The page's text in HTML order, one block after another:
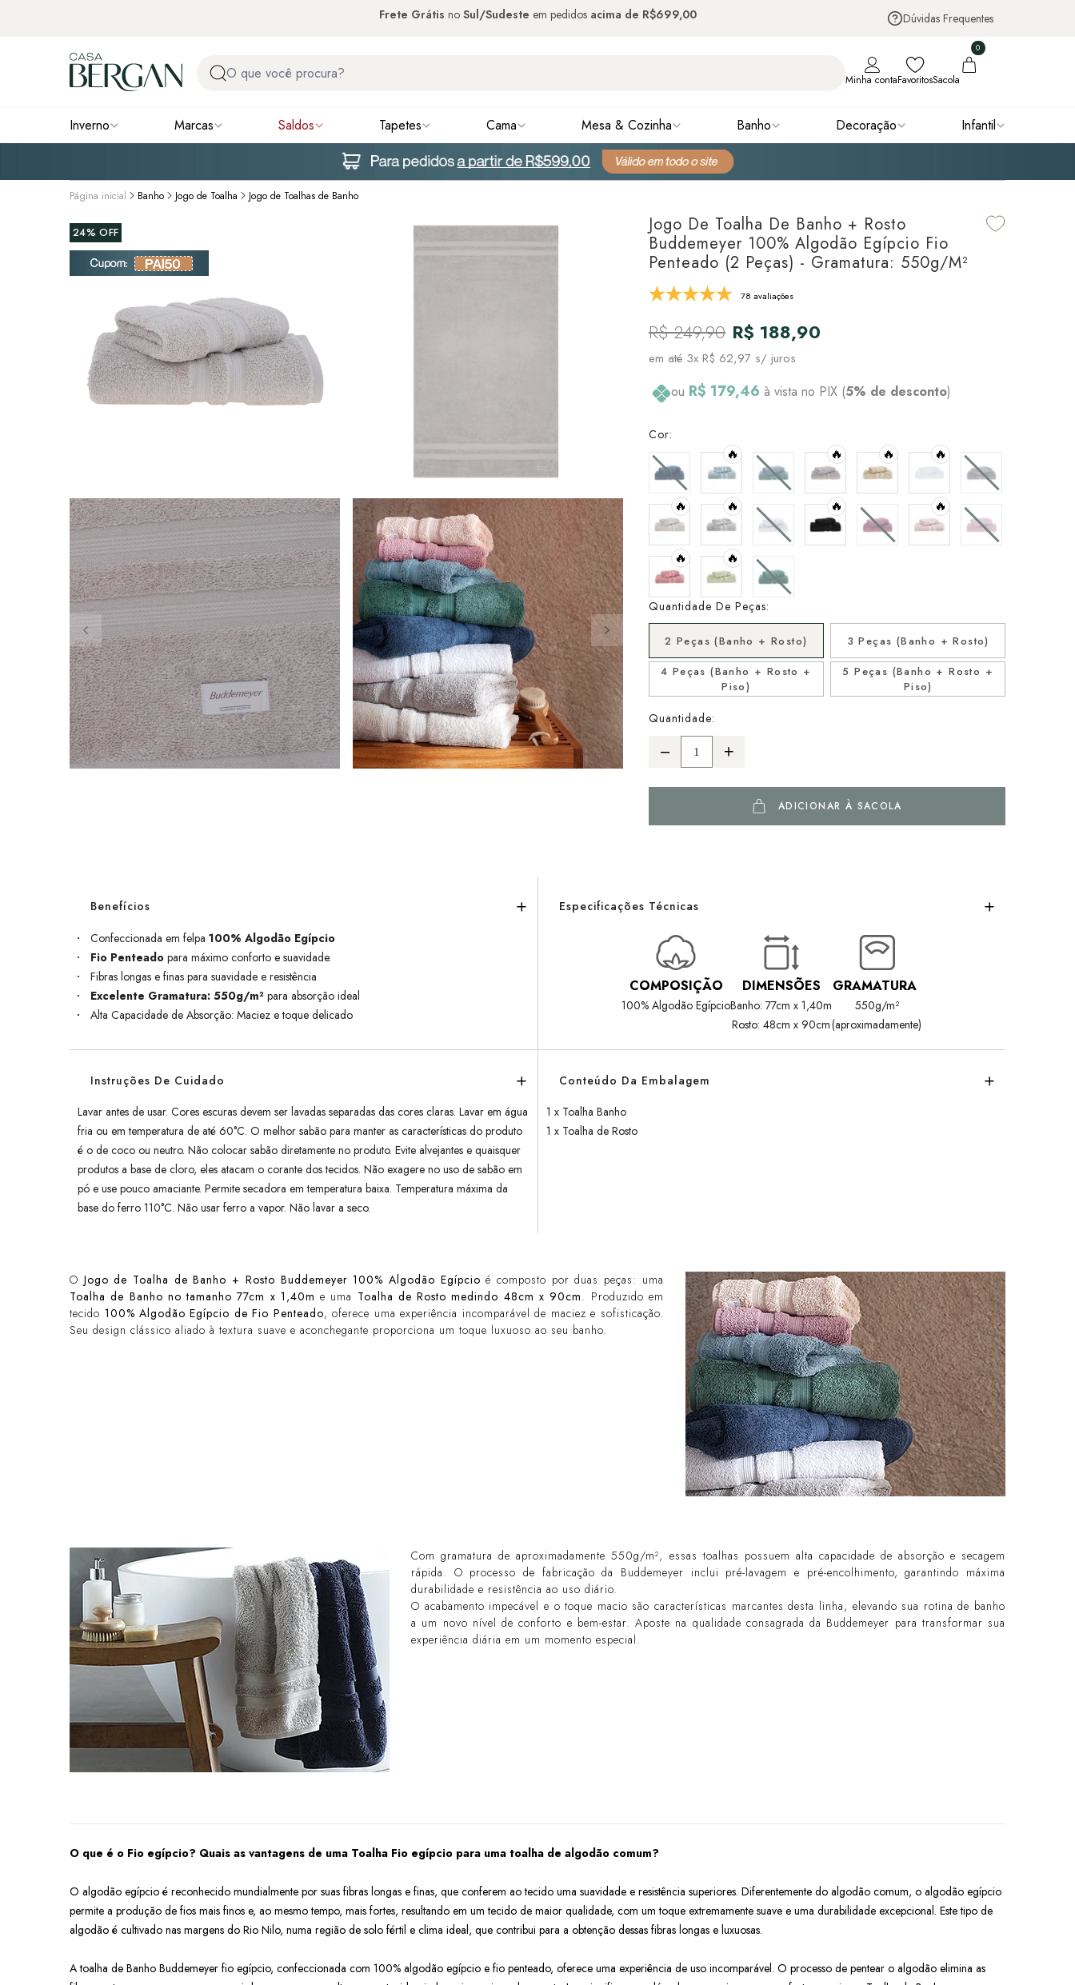
Dúvidas Frequentes
Frete Grátis no Sul/Sudeste em pedidos acima de R$699,00
Minha contaFavoritosSacola
0
Inverno Marcas Saldos Tapetes Cama Mesa & Cozinha Banho Decoração Infantil
Página inicial Banho Jogo de Toalha Jogo de Toalhas de Banho
24% OFF
Jogo De Toalha De Banho + Rosto
Buddemeyer 100% Algodão Egípcio Fio
Penteado (2 Peças) - Gramatura: 550g/m²
78 avaliações
R$ 249,90 R$ 188,90
em até 3x R$ 62,97 s/ juros
ou R$ 179,46 à vista no PIX (5% de desconto)
Quantidade De Peças:
2 Peças (Banho + Rosto) 3 Peças (Banho + Rosto)
4 Peças (Banho + Rosto +
Piso)
5 Peças (Banho + Rosto +
Piso)
Cor:
🔥 🔥 🔥 🔥
🔥 🔥 🔥 🔥
🔥 🔥
Quantidade:
ADICIONAR À SACOLA
Benefícios
Confeccionada em felpa 100% Algodão Egípcio
Fio Penteado para máximo conforto e suavidade.
Fibras longas e finas para suavidade e resistência
Excelente Gramatura: 550g/m² para absorção ideal
Alta Capacidade de Absorção: Maciez e toque delicado
Especificações Técnicas
COMPOSIÇÃO
100% Algodão Egípcio
DIMENSÕES
Banho: 77cm x 1,40m
Rosto: 48cm x 90cm
GRAMATURA
550g/m²
(aproximadamente)
Instruções De Cuidado
Lavar antes de usar. Cores escuras devem ser lavadas separadas das cores claras. Lavar em água
fria ou em temperatura de até 60°C. O melhor sabão para manter as características do produto
é o de coco ou neutro. Não colocar sabão diretamente no produto. Evite alvejantes e quaisquer
produtos a base de cloro, eles atacam o corante dos tecidos. Não exagere no uso de sabão em
pó e use pouco amaciante. Permite secadora em temperatura baixa. Temperatura máxima da
base do ferro 110°C. Não usar ferro a vapor. Não lavar a seco.
Conteúdo Da Embalagem
1 x Toalha Banho
1 x Toalha de Rosto
O Jogo de Toalha de Banho + Rosto Buddemeyer 100% Algodão Egípcio é composto por duas peças: uma
Toalha de Banho no tamanho 77cm x 1,40m e uma Toalha de Rosto medindo 48cm x 90cm. Produzido em
tecido 100% Algodão Egípcio de Fio Penteado, oferece uma experiência incomparável de maciez e sofisticação.
Seu design clássico aliado à textura suave e aconchegante proporciona um toque luxuoso ao seu banho.
Com gramatura de aproximadamente 550g/m², essas toalhas possuem alta capacidade de absorção e secagem
rápida. O processo de fabricação da Buddemeyer inclui pré-lavagem e pré-encolhimento, garantindo máxima
durabilidade e resistência ao uso diário.
O acabamento impecável e o toque macio são características marcantes desta linha, elevando sua rotina de banho
a um novo nível de conforto e bem-estar. Aposte na qualidade consagrada da Buddemeyer para transformar sua
experiência diária em um momento especial.
O que é o Fio egípcio? Quais as vantagens de uma Toalha Fio egípcio para uma toalha de algodão comum?
O algodão egípcio é reconhecido mundialmente por suas fibras longas e finas, que conferem ao tecido uma suavidade e resistência superiores. Diferentemente do algodão comum, o algodão egípcio
permite a produção de fios mais finos e, ao mesmo tempo, mais fortes, resultando em um tecido de maior qualidade, com um toque extremamente suave e uma durabilidade excepcional. Este tipo de
algodão é cultivado nas margens do Rio Nilo, numa região de solo fértil e clima ideal, que contribui para a obtenção dessas fibras longas e luxuosas.
A toalha de Banho Buddemeyer fio egípcio, confeccionada com 100% algodão egípcio e fio penteado, oferece uma experiência de uso incomparável. O processo de pentear o algodão elimina as